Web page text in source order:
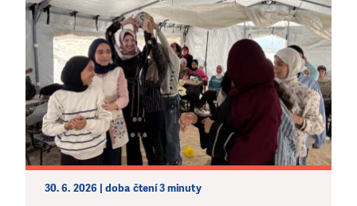
30. 6. 2026 | doba čtení 3 minuty